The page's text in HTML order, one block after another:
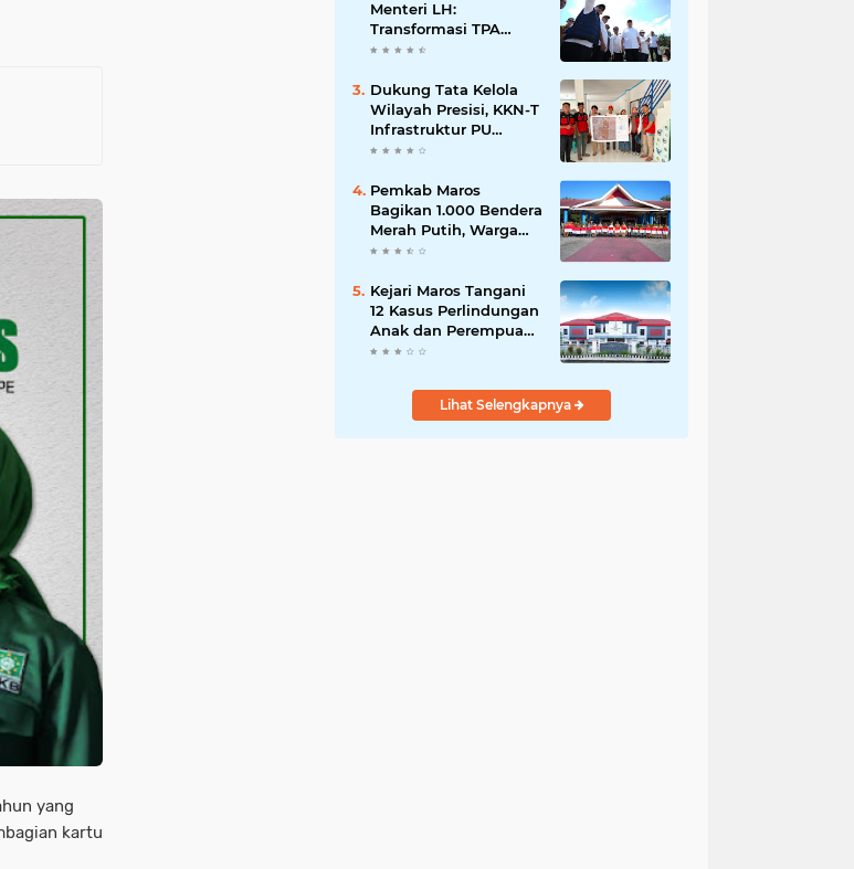
yang
kartu
Menteri LH:
Transformasi TPA
Tamangapa Makassar
Nasional
Dukung Tata Kelola
Wilayah Presisi, KKN-T
Infrastruktur PU
Unhas Gel. 116
Dusun Berbasis GIS ke
Desa Bonto Matene
Pemkab Maros
Bagikan 1.000 Bendera
Merah Putih, Warga
Kurang Mampu Jadi
Kejari Maros Tangani
12 Kasus Perlindungan
Anak dan Perempuan
Hingga Juli 2026
Lihat Selengkapnya